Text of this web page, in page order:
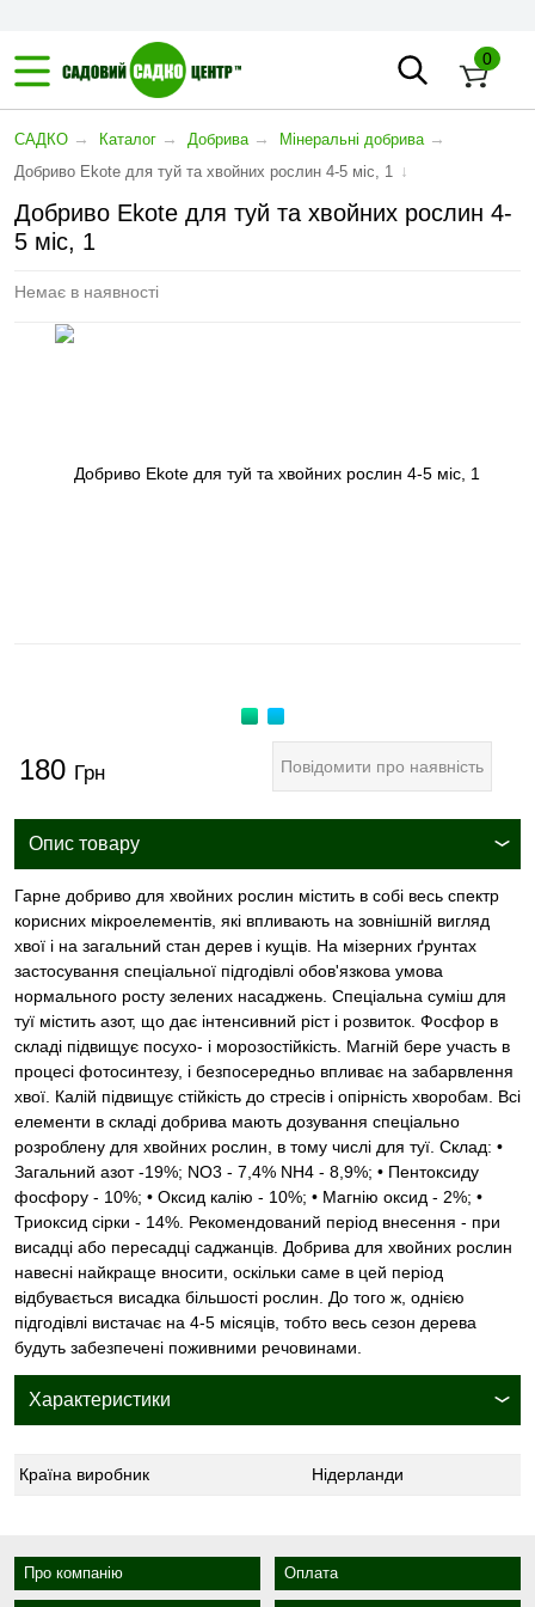
0
САДКО → Каталог → Добрива → Мінеральні добрива →
Добриво Ekote для туй та хвойних рослин 4-5 міс, 1 ↓
Добриво Ekote для туй та хвойних рослин 4-
5 міс, 1
Немає в наявності
180 Грн Повідомити про наявність
Опис товару
Гарне добриво для хвойних рослин містить в собі весь спектр
корисних мікроелементів, які впливають на зовнішній вигляд
хвої і на загальний стан дерев і кущів. На мізерних ґрунтах
застосування спеціальної підгодівлі обов'язкова умова
нормального росту зелених насаджень. Спеціальна суміш для
туї містить азот, що дає інтенсивний ріст і розвиток. Фосфор в
складі підвищує посухо- і морозостійкість. Магній бере участь в
процесі фотосинтезу, і безпосередньо впливає на забарвлення
хвої. Калій підвищує стійкість до стресів і опірність хворобам. Всі
елементи в складі добрива мають дозування спеціально
розроблену для хвойних рослин, в тому числі для туї. Склад: •
Загальний азот -19%; NO3 - 7,4% NH4 - 8,9%; • Пентоксиду
фосфору - 10%; • Оксид калію - 10%; • Магнію оксид - 2%; •
Триоксид сірки - 14%. Рекомендований період внесення - при
висадці або пересадці саджанців. Добрива для хвойних рослин
навесні найкраще вносити, оскільки саме в цей період
відбувається висадка більшості рослин. До того ж, однією
підгодівлі вистачає на 4-5 місяців, тобто весь сезон дерева
будуть забезпечені поживними речовинами.
Характеристики
Країна виробник Нідерланди
Про компанію Оплата